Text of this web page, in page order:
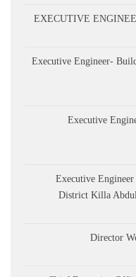
EXECUTIVE
Executive Engineer-
Executive
Executive
District Killa
Director